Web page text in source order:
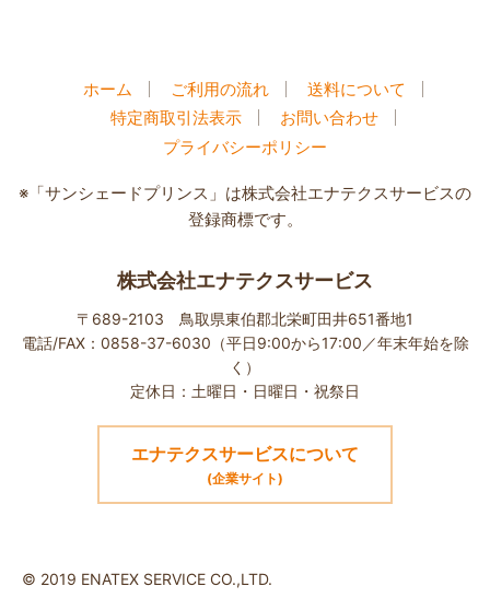
ホーム ご利用の流れ
送料について
特定商取引法表示
お問い合わせ
プライバシーポリシー
※「サンシェードプリンス」は株式会社エナテクスサービスの
登録商標です。
株式会社エナテクスサービス
〒689-2103 鳥取県東伯郡北栄町田井651番地1
電話/FAX：0858-37-6030（平日9:00から17:00／年末年始を除
く）
定休日：土曜日・日曜日・祝祭日
エナテクスサービスについて
(企業サイト)
© 2019 ENATEX SERVICE CO.,LTD.